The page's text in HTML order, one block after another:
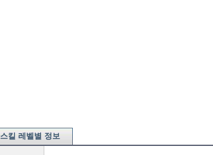
스킬 레벨별 정보